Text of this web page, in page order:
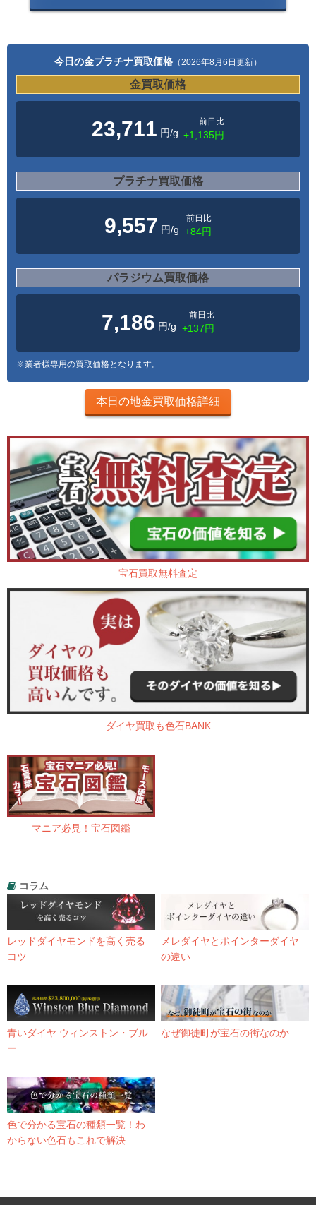
今日の金プラチナ買取価格 （2026年8月6日更新）
金買取価格
23,711 円/g
前日比
+1,135円
プラチナ買取価格
9,557 円/g
前日比
+84円
パラジウム買取価格
7,186 円/g
前日比
+137円
※業者様専用の買取価格となります。
本日の地金買取価格詳細
宝石買取無料査定
ダイヤ買取も色石BANK
マニア必見！宝石図鑑
コラム
レッドダイヤモンドを高く売る
コツ
メレダイヤとポインターダイヤ
の違い
青いダイヤ ウィンストン・ブル
ー
なぜ御徒町が宝石の街なのか
色で分かる宝石の種類一覧！わ
からない色石もこれで解決